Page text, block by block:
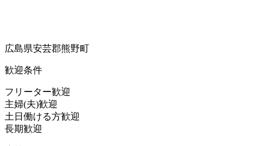
広島県安芸郡熊野町
歓迎条件
フリーター歓迎
主婦(夫)歓迎
土日働ける方歓迎
長期歓迎